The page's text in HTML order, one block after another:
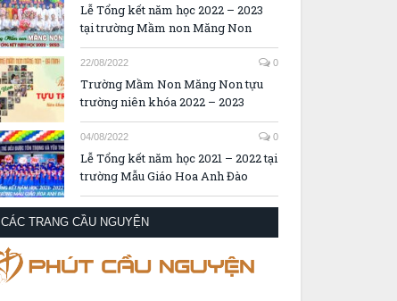
Lễ Tổng kết năm học 2022 – 2023
tại trường Mầm non Măng Non
22/08/2022 0
Trường Mầm Non Măng Non tựu
trường niên khóa 2022 – 2023
04/08/2022 0
Lễ Tổng kết năm học 2021 – 2022 tại
trường Mẫu Giáo Hoa Anh Đào
CÁC TRANG CẦU NGUYỆN